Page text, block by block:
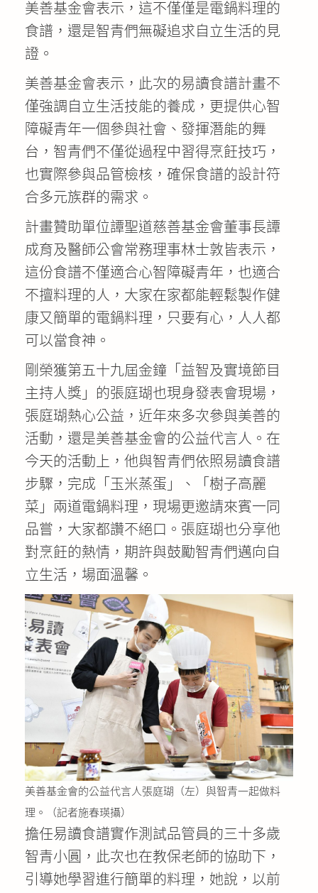
美善基金會表示，這不僅僅是電鍋料理的
食譜，還是智青們無礙追求自立生活的見
證。
美善基金會表示，此次的易讀食譜計畫不
僅強調自立生活技能的養成，更提供心智
障礙青年一個參與社會、發揮潛能的舞
台，智青們不僅從過程中習得烹飪技巧，
也實際參與品管檢核，確保食譜的設計符
合多元族群的需求。
計畫贊助單位譚聖道慈善基金會董事長譚
成育及醫師公會常務理事林士敦皆表示，
這份食譜不僅適合心智障礙青年，也適合
不擅料理的人，大家在家都能輕鬆製作健
康又簡單的電鍋料理，只要有心，人人都
可以當食神。
剛榮獲第五十九屆金鐘「益智及實境節目
主持人獎」的張庭瑚也現身發表會現場，
張庭瑚熱心公益，近年來多次參與美善的
活動，還是美善基金會的公益代言人。在
今天的活動上，他與智青們依照易讀食譜
步驟，完成「玉米蒸蛋」、「樹子高麗
菜」兩道電鍋料理，現場更邀請來賓一同
品嘗，大家都讚不絕口。張庭瑚也分享他
對烹飪的熱情，期許與鼓勵智青們邁向自
立生活，場面溫馨。
美善基金會的公益代言人張庭瑚（左）與智青一起做料
理。（記者施春瑛攝）
擔任易讀食譜實作測試品管員的三十多歲
智青小圓，此次也在教保老師的協助下，
引導她學習進行簡單的料理，她說，以前